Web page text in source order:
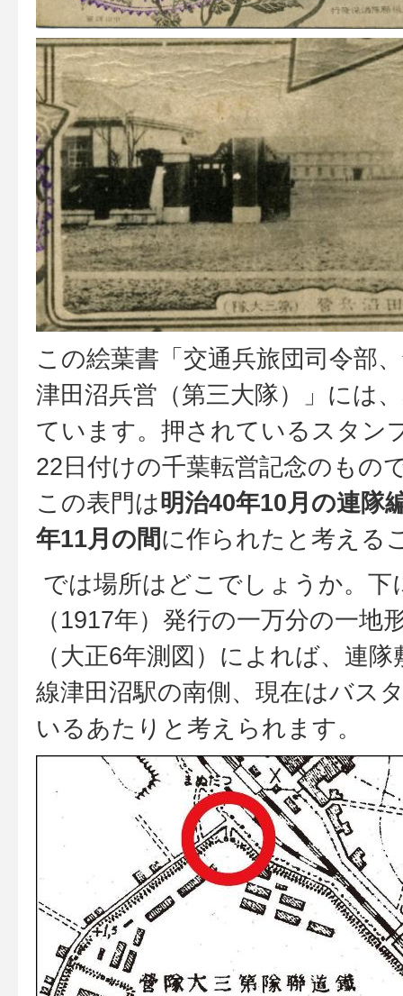
この絵葉書「交通兵旅団司令部
津田沼兵営（第三大隊）」には
ています。押されているスタン
22日付けの千葉転営記念のもの
この表門は明治40年10月の連隊
年11月の間に作られたと考える
では場所はどこでしょうか。下
（1917年）発行の一万分の一地
（大正6年測図）によれば、連
線津田沼駅の南側、現在はバス
いるあたりと考えられます。